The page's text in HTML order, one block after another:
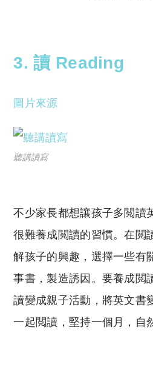
3. 讀 Reading
圖片來源
聽講讀寫
不少家長都想讓孩子多閲讀
很難養成閲讀的習慣。在閲
解孩子的興趣，選擇一些有
事書，製造誘因。要養成閲
讀變成親子活動，將英文書
一起閲讀，堅持一個月，自